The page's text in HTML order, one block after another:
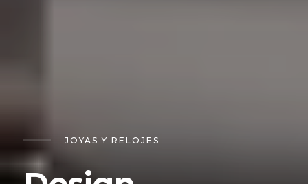
JOYAS Y RELOJES